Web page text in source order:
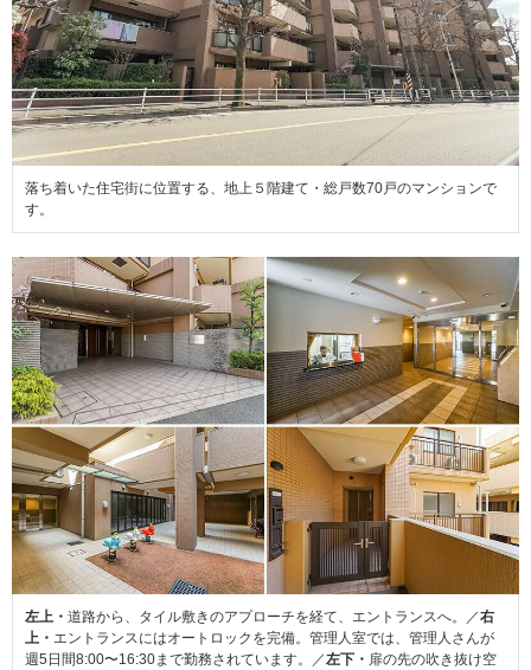
落ち着いた住宅街に位置する、地上５階建て・総戸数70戸のマンションで
す。
左上・ 道路から、タイル敷きのアプローチを経て、エントランスへ。／右
上・ エントランスにはオートロックを完備。管理人室では、管理人さんが
週5日間8:00〜16:30まで勤務されています。／左下・ 扉の先の吹き抜け空